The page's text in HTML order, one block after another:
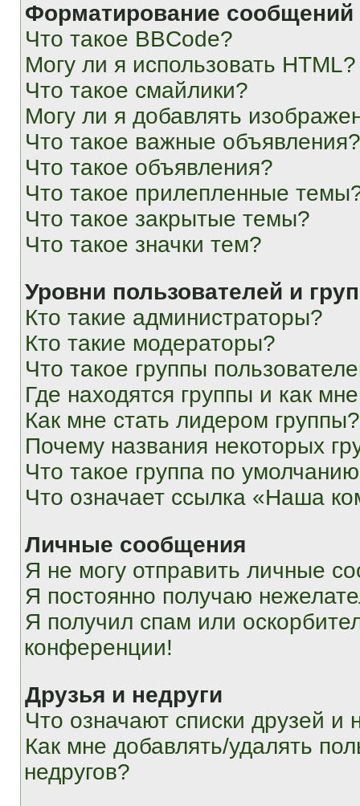
Форматирование
Что такое BBCode?
Могу ли я использовать HTML?
Что такое смайлики?
Могу ли я добавлять
Что такое важные объявления?
Что такое объявления?
Что такое прилепленные
Что такое закрытые темы?
Что такое значки тем?
Уровни пользователей и
Кто такие администраторы?
Кто такие модераторы?
Что такое группы
Где находятся группы и как
Как мне стать лидером группы?
Почему названия некоторых
Что такое группа по
Что означает ссылка «Наша
Личные сообщения
Я не могу отправить личные
Я постоянно получаю
Я получил спам или
конференции!
Друзья и недруги
Что означают списки друзей и
Как мне добавлять/удалять
недругов?